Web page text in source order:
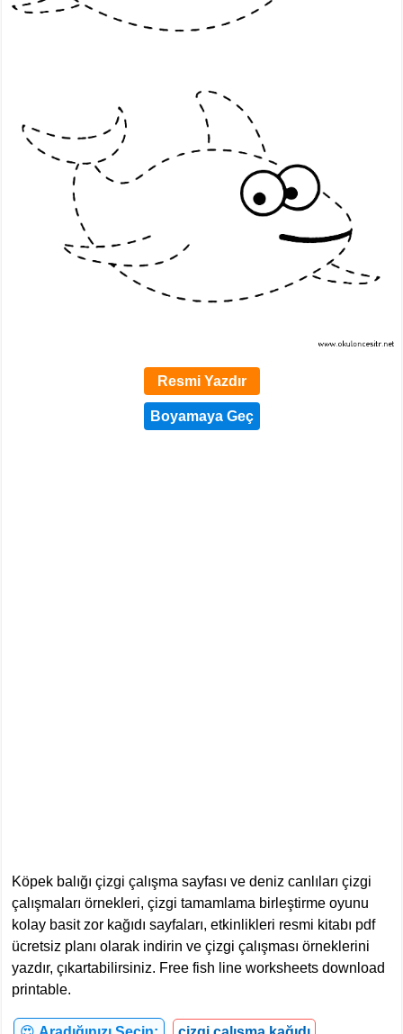
Resmi Yazdır
Köpek balığı çizgi çalışma sayfası ve deniz canlıları çizgi
çalışmaları örnekleri, çizgi tamamlama birleştirme oyunu
kolay basit zor kağıdı sayfaları, etkinlikleri resmi kitabı pdf
ücretsiz planı olarak indirin ve çizgi çalışması örneklerini
yazdır, çıkartabilirsiniz. Free fish line worksheets download
printable.